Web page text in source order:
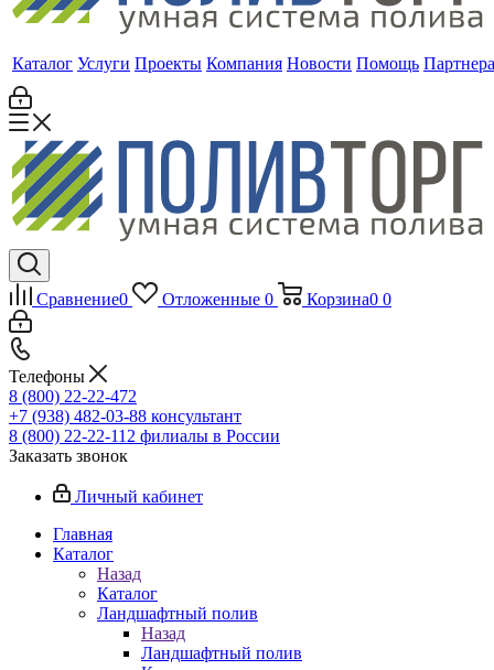
Каталог Услуги Проекты Компания Новости Помощь
Сравнение0 Отложенные 0 Корзина0 0
Телефоны
8 (800) 22-22-472
+7 (938) 482-03-88 консультант
8 (800) 22-22-112 филиалы в России
Заказать звонок
Личный кабинет
Главная
Каталог
Назад
Каталог
Ландшафтный полив
Назад
Ландшафтный полив